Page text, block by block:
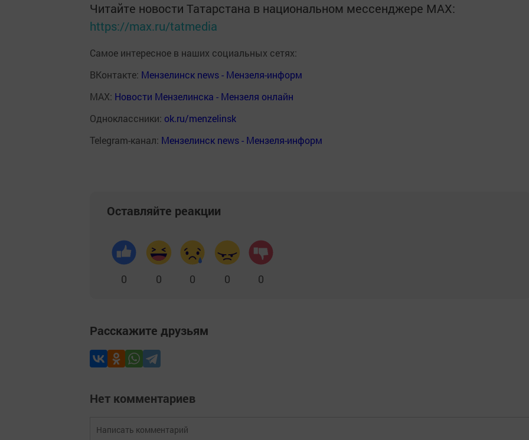
Читайте новости Татарстана в национальном мессенджере MАХ:
https://max.ru/tatmedia
Самое интересное в наших социальных сетях:
ВКонтакте: Мензелинск news - Мензеля-информ
MAX: Новости Мензелинска - Мензеля онлайн
Одноклассники: ok.ru/menzelinsk
Telegram-канал: Мензелинск news - Мензеля-информ
Оставляйте реакции
0 0 0 0 0
Расскажите друзьям
Нет комментариев